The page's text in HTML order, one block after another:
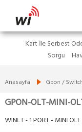
Kart İle Serbest
Sorgu
Anasayfa Gpon /
GPON-OLT-MINI-
WINET - 1 PORT - MINI